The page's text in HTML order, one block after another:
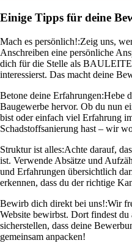
Einige Tipps für deine
Mach es persönlich!:Zeig uns,
Anschreiben eine persönliche
dich für die Stelle als
interessierst. Das macht deine
Betone deine Erfahrungen:Hebe
Baugewerbe hervor. Ob du nun
bist oder einfach viel Erfahrung
Schadstoffsanierung hast – wir
Struktur ist alles:Achte darauf,
ist. Verwende Absätze und
und Erfahrungen übersichtlich
erkennen, dass du der richtige
Bewirb dich direkt bei uns!:Wir
Website bewirbst. Dort findest
sicherstellen, dass deine
gemeinsam anpacken!